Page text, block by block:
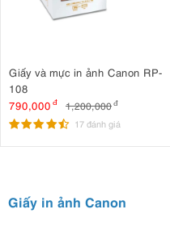
Giấy và mực in ảnh Canon RP-
108
790,000 đ 1,200,000đ
17 đánh giá
Giấy in ảnh Canon